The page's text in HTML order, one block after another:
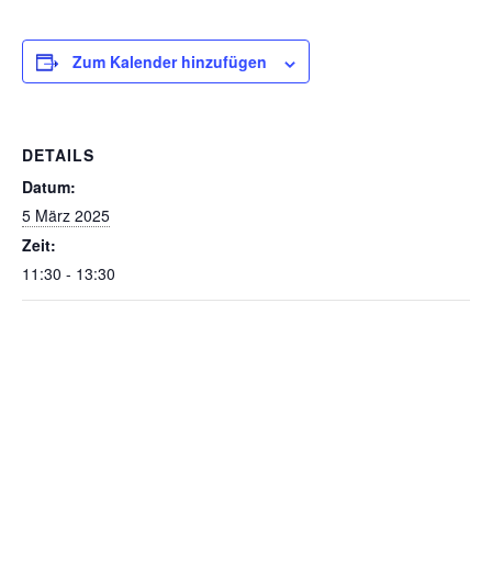
Zum Kalender hinzufügen
DETAILS
Datum:
5 März 2025
Zeit:
11:30 - 13:30